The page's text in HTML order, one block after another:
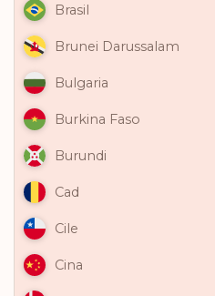
Brasil
Brunei Darussalam
Bulgaria
Burkina Faso
Burundi
Cad
Cile
Cina